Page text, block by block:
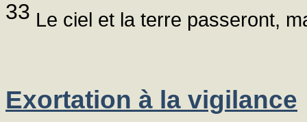
33 Le ciel et la terre passeront,
Exortation à la vigilance